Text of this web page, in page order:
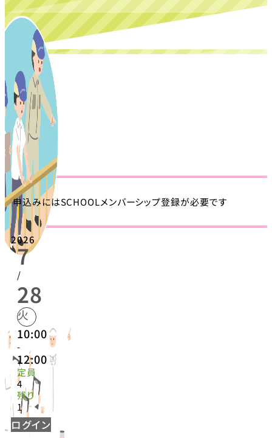
申込みにはSCHOOLメンバーシップ登録が必要です
2026
7
/
28
火
10:00
-
12:00
定員
4
残り
1
ログイン